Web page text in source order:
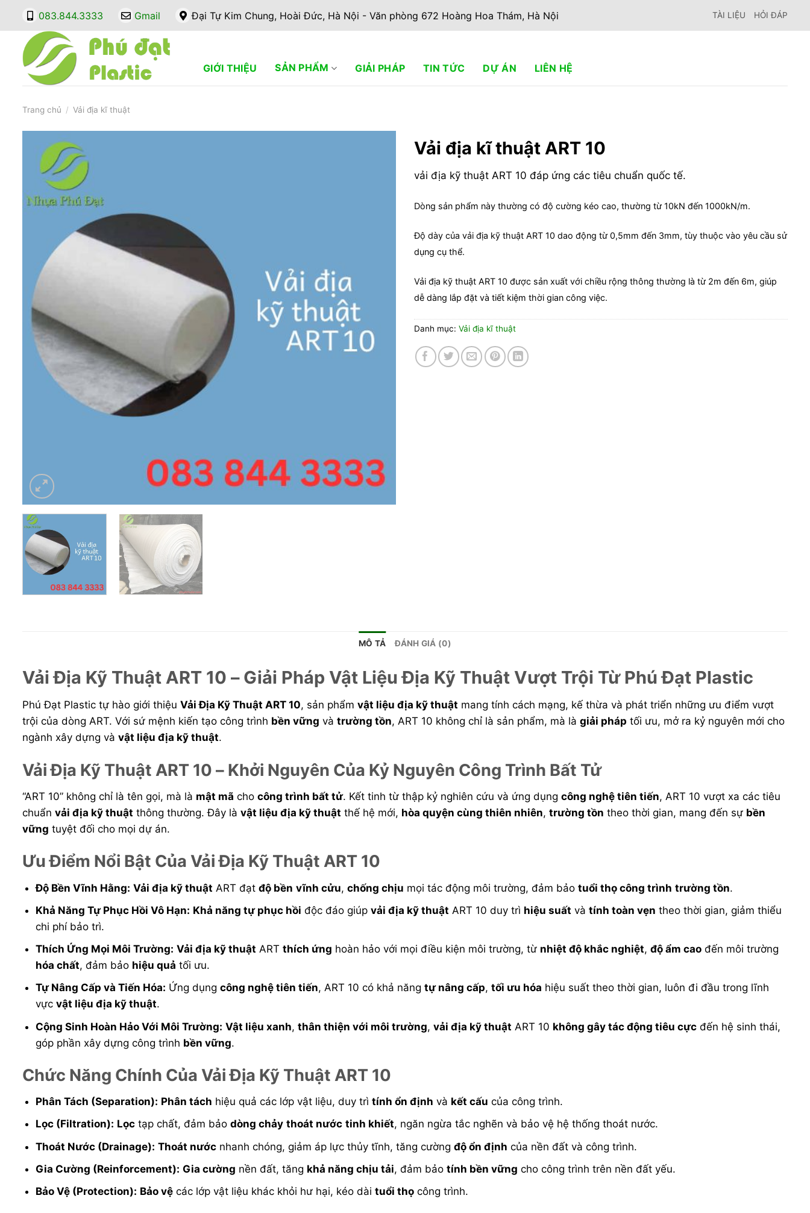
dung
083.844.3333 Gmail Đại Tự Kim Chung, Hoài Đức, Hà Nội - Văn phòng 672 Hoàng Hoa Thám, Hà Nội TÀI LIỆU HỎI ĐÁP
GIỚI THIỆU SẢN PHẨM GIẢI PHÁP TIN TỨC DỰ ÁN LIÊN HỆ
Trang chủ / Vải địa kĩ thuật
Vải địa kĩ thuật ART 10
vải địa kỹ thuật ART 10 đáp ứng các tiêu chuẩn quốc tế.
Dòng sản phẩm này thường có độ cường kéo cao, thường từ 10kN đến 1000kN/m.
Độ dày của vải địa kỹ thuật ART 10 dao động từ 0,5mm đến 3mm, tùy thuộc vào yêu cầu sử
dụng cụ thể.
Vải địa kỹ thuật ART 10 được sản xuất với chiều rộng thông thường là từ 2m đến 6m, giúp
dễ dàng lắp đặt và tiết kiệm thời gian công việc.
Danh mục: Vải địa kĩ thuật
MÔ TẢ ĐÁNH GIÁ (0)
Vải Địa Kỹ Thuật ART 10 – Giải Pháp Vật Liệu Địa Kỹ Thuật Vượt Trội Từ Phú Đạt Plastic
Phú Đạt Plastic tự hào giới thiệu Vải Địa Kỹ Thuật ART 10, sản phẩm vật liệu địa kỹ thuật mang tính cách mạng, kế thừa và phát triển những ưu điểm vượt
trội của dòng ART. Với sứ mệnh kiến tạo công trình bền vững và trường tồn, ART 10 không chỉ là sản phẩm, mà là giải pháp tối ưu, mở ra kỷ nguyên mới cho
ngành xây dựng và vật liệu địa kỹ thuật.
Vải Địa Kỹ Thuật ART 10 – Khởi Nguyên Của Kỷ Nguyên Công Trình Bất Tử
“ART 10” không chỉ là tên gọi, mà là mật mã cho công trình bất tử. Kết tinh từ thập kỷ nghiên cứu và ứng dụng công nghệ tiên tiến, ART 10 vượt xa các tiêu
chuẩn vải địa kỹ thuật thông thường. Đây là vật liệu địa kỹ thuật thế hệ mới, hòa quyện cùng thiên nhiên, trường tồn theo thời gian, mang đến sự bền
vững tuyệt đối cho mọi dự án.
Ưu Điểm Nổi Bật Của Vải Địa Kỹ Thuật ART 10
Độ Bền Vĩnh Hằng: Vải địa kỹ thuật ART đạtđộ bền vĩnh cửu,chống chịu mọi tác động môi trường, đảm bảotuổi thọ công trình trường tồn.
Khả Năng Tự Phục Hồi Vô Hạn: Khả năng tự phục hồi độc đáo giúpvải địa kỹ thuật ART 10 duy trì hiệu suất vàtính toàn vẹn theo thời gian, giảm thiểu
chi phí bảo trì.
Thích Ứng Mọi Môi Trường: Vải địa kỹ thuật ARTthích ứng hoàn hảo với mọi điều kiện môi trường, từ nhiệt độ khắc nghiệt,độ ẩm cao đến môi trường
hóa chất, đảm bảo hiệu quả tối ưu.
Tự Nâng Cấp và Tiến Hóa: Ứng dụngcông nghệ tiên tiến, ART 10 có khả năngtự nâng cấp,tối ưu hóa hiệu suất theo thời gian, luôn đi đầu trong lĩnh
vựcvật liệu địa kỹ thuật.
Cộng Sinh Hoàn Hảo Với Môi Trường: Vật liệu xanh,thân thiện với môi trường,vải địa kỹ thuật ART 10 không gây tác động tiêu cực đến hệ sinh thái,
góp phần xây dựng công trình bền vững.
Chức Năng Chính Của Vải Địa Kỹ Thuật ART 10
Phân Tách (Separation): Phân tách hiệu quả các lớp vật liệu, duy trìtính ổn định và kết cấu của công trình.
Lọc (Filtration): Lọc tạp chất, đảm bảodòng chảy thoát nước tinh khiết, ngăn ngừa tắc nghẽn và bảo vệ hệ thống thoát nước.
Thoát Nước (Drainage): Thoát nước nhanh chóng, giảm áp lực thủy tĩnh, tăng cườngđộ ổn định của nền đất và công trình.
Gia Cường (Reinforcement): Gia cường nền đất, tăng khả năng chịu tải, đảm bảotính bền vững cho công trình trên nền đất yếu.
Bảo Vệ (Protection): Bảo vệ các lớp vật liệu khác khỏi hư hại, kéo dàituổi thọ công trình.